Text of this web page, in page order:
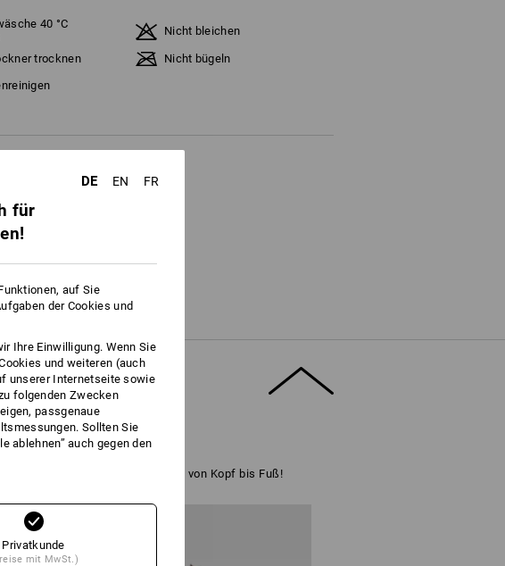
40 °C
Nicht bleichen
trocknen
Nicht bügeln
Workwear-Look an. Style von Kopf bis Fuß!
DE EN FR
für
auf Sie
der Cookies und
Ihre Einwilligung. Wenn Sie
und weiteren (auch
unserer Internetseite sowie
folgenden Zwecken
passgenaue
Sollten Sie
ablehnen” auch gegen den
Privatkunde
mit MwSt.)